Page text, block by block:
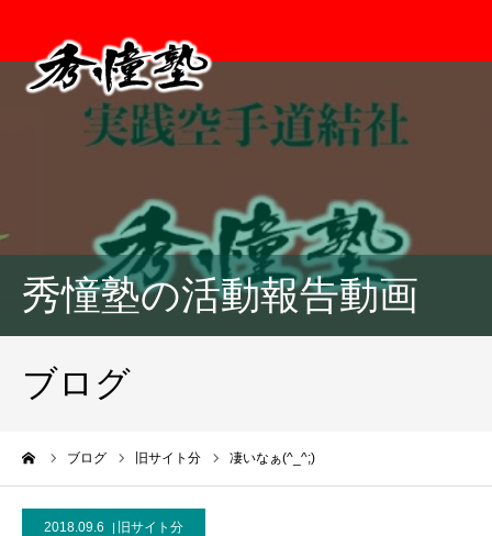
秀憧塾の活動報告動画
ブログ
ブログ 旧サイト分 凄いなぁ(^_^;)
2018.09.6 旧サイト分